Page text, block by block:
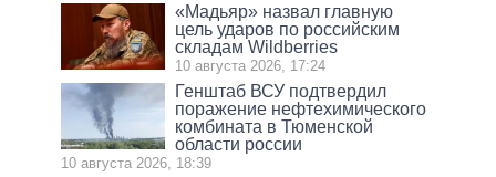
«Мадьяр» назвал главную
цель ударов по российским
складам Wildberries
10 августа 2026, 17:24
Генштаб ВСУ подтвердил
поражение нефтехимического
комбината в Тюменской
области россии
10 августа 2026, 18:39